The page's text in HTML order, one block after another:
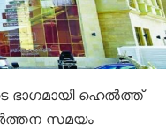
ഭാഗമായി ഹെൽത്ത്
സമയം